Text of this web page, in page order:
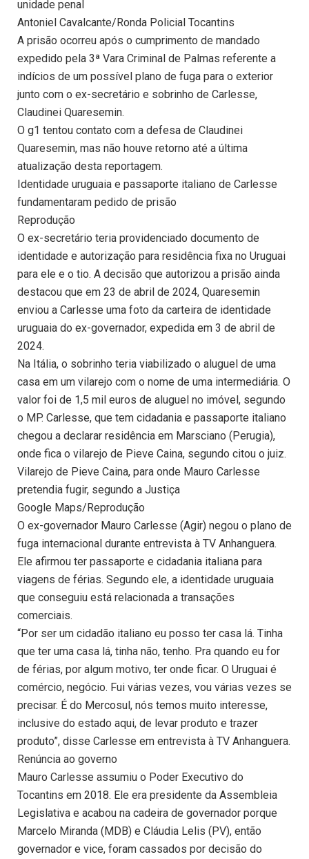
unidade penal
Antoniel Cavalcante/Ronda Policial Tocantins
A prisão ocorreu após o cumprimento de mandado
expedido pela 3ª Vara Criminal de Palmas referente a
indícios de um possível plano de fuga para o exterior
junto com o ex-secretário e sobrinho de Carlesse,
Claudinei Quaresemin.
O g1 tentou contato com a defesa de Claudinei
Quaresemin, mas não houve retorno até a última
atualização desta reportagem.
Identidade uruguaia e passaporte italiano de Carlesse
fundamentaram pedido de prisão
Reprodução
O ex-secretário teria providenciado documento de
identidade e autorização para residência fixa no Uruguai
para ele e o tio. A decisão que autorizou a prisão ainda
destacou que em 23 de abril de 2024, Quaresemin
enviou a Carlesse uma foto da carteira de identidade
uruguaia do ex-governador, expedida em 3 de abril de
2024.
Na Itália, o sobrinho teria viabilizado o aluguel de uma
casa em um vilarejo com o nome de uma intermediária. O
valor foi de 1,5 mil euros de aluguel no imóvel, segundo
o MP. Carlesse, que tem cidadania e passaporte italiano
chegou a declarar residência em Marsciano (Perugia),
onde fica o vilarejo de Pieve Caina, segundo citou o juiz.
Vilarejo de Pieve Caina, para onde Mauro Carlesse
pretendia fugir, segundo a Justiça
Google Maps/Reprodução
O ex-governador Mauro Carlesse (Agir) negou o plano de
fuga internacional durante entrevista à TV Anhanguera.
Ele afirmou ter passaporte e cidadania italiana para
viagens de férias. Segundo ele, a identidade uruguaia
que conseguiu está relacionada a transações
comerciais.
“Por ser um cidadão italiano eu posso ter casa lá. Tinha
que ter uma casa lá, tinha não, tenho. Pra quando eu for
de férias, por algum motivo, ter onde ficar. O Uruguai é
comércio, negócio. Fui várias vezes, vou várias vezes se
precisar. É do Mercosul, nós temos muito interesse,
inclusive do estado aqui, de levar produto e trazer
produto”, disse Carlesse em entrevista à TV Anhanguera.
Renúncia ao governo
Mauro Carlesse assumiu o Poder Executivo do
Tocantins em 2018. Ele era presidente da Assembleia
Legislativa e acabou na cadeira de governador porque
Marcelo Miranda (MDB) e Cláudia Lelis (PV), então
governador e vice, foram cassados por decisão do